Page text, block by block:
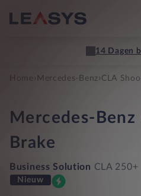
14 Dagen
Home › Mercedes-Benz› CLA
Mercedes-Benz
Brake
Business Solution CLA 250+
Nieuw